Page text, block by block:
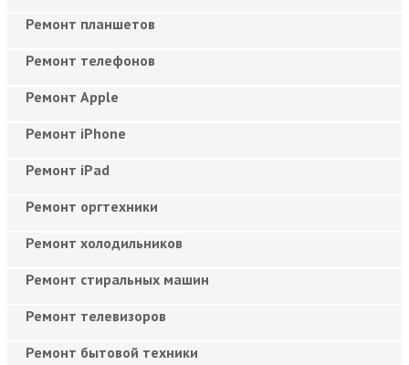
Ремонт планшетов
Ремонт телефонов
Ремонт Apple
Ремонт iPhone
Ремонт iPad
Ремонт оргтехники
Ремонт холодильников
Ремонт стиральных машин
Ремонт телевизоров
Ремонт бытовой техники